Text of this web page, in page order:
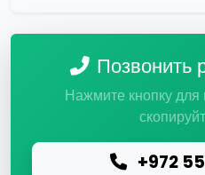
Позвонить
Нажмите кнопку для
+972